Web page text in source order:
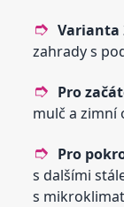
Varianta
zahrady s
Pro
mulč a zimní
Pro
s dalšími
s